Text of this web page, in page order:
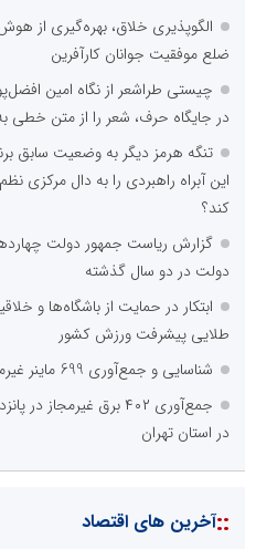
الگوپذیری خلاق، بهره‌گیری از
ضلع موفقیت جوانان کارآفرین
چیستی طراشعر از نگاه امین
در جایگاه حرف، شعر را از متن خطی
تنگه هرمز دیگر به وضعیت سابق
این آبراه راهبردی را به دال مرکزی
کند؟
گزارش ریاست جمهور دولت
دولت در دو سال گذشته
ابتکار در حمایت از باشگاه‌ها و
طلایی پیشرفت ورزش کشور
شناسایی و جمع‌آوری 699 ماینر غیرمجاز در استان تهران
جمع‌آوری ۴۰۲ برق
در استان تهران
::آخرین های اقتصاد